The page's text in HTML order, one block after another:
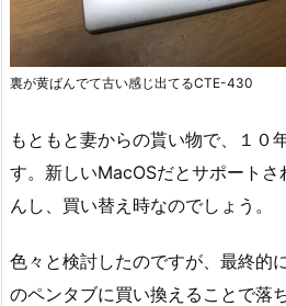
裏が黄ばんでて古い感じ出てるCTE-430
もともと妻からの貰い物で、１０
す。新しいMacOSだとサポート
んし、買い替え時なのでしょう。
色々と検討したのですが、最終的
のペンタブに買い換えることで落